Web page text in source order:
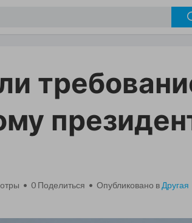
• 0 Поделиться • Опубликовано в Другая